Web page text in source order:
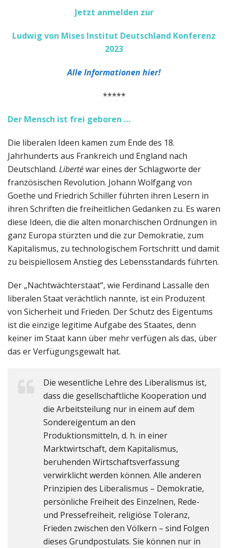
Jetzt anmelden zur
Ludwig von Mises Institut Deutschland Konferenz
2023
Alle Informationen hier!
*****
Der Mensch ist frei geboren …
Die liberalen Ideen kamen zum Ende des 18.
Jahrhunderts aus Frankreich und England nach
Deutschland. Libertéwar eines der Schlagworte der
französischen Revolution. Johann Wolfgang von
Goethe und Friedrich Schiller führten ihren Lesern in
ihren Schriften die freiheitlichen Gedanken zu. Es waren
diese Ideen, die die alten monarchischen Ordnungen in
ganz Europa stürzten und die zur Demokratie, zum
Kapitalismus, zu technologischem Fortschritt und damit
zu beispiellosem Anstieg des Lebensstandards führten.
Der „Nachtwächterstaat“, wie Ferdinand Lassalle den
liberalen Staat verächtlich nannte, ist ein Produzent
von Sicherheit und Frieden. Der Schutz des Eigentums
ist die einzige legitime Aufgabe des Staates, denn
keiner im Staat kann über mehr verfügen als das, über
das er Verfügungsgewalt hat.
Die wesentliche Lehre des Liberalismus ist,
dass die gesellschaftliche Kooperation und
die Arbeitsteilung nur in einem auf dem
Sondereigentum an den
Produktionsmitteln, d. h. in einer
Marktwirtschaft, dem Kapitalismus,
beruhenden Wirtschaftsverfassung
verwirklicht werden können. Alle anderen
Prinzipien des Liberalismus – Demokratie,
persönliche Freiheit des Einzelnen, Rede-
und Pressefreiheit, religiöse Toleranz,
Frieden zwischen den Völkern – sind Folgen
dieses Grundpostulats. Sie können nur in